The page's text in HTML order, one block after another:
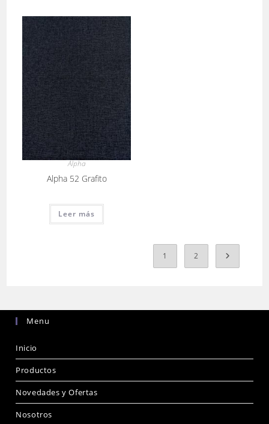
Alpha
Alpha 52 Grafito
Leer más
1 2
Menu
Inicio
Productos
Novedades y Ofertas
Nosotros